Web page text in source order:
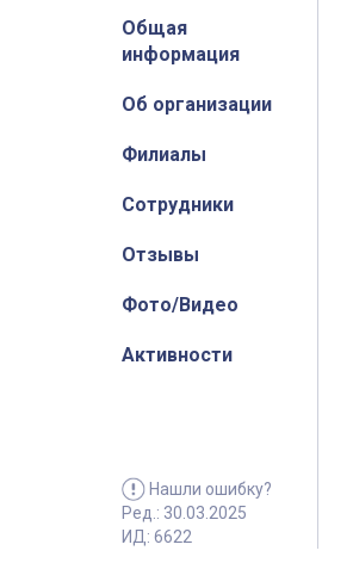
Общая
информация
Об организации
Филиалы
Сотрудники
Отзывы
Фото/Видео
Активности
Нашли ошибку?
Ред.: 30.03.2025
ИД: 6622